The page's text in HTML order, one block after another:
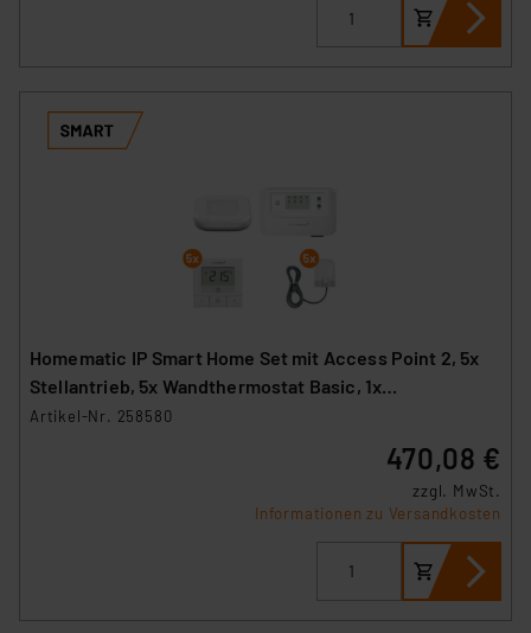
Homematic IP Smart Home Set mit Access Point 2, 5x
Stellantrieb, 5x Wandthermostat Basic, 1x
Fußbodenheizungscontroller
Artikel-Nr. 258580
470,08 €
zzgl. MwSt.
Informationen zu Versandkosten